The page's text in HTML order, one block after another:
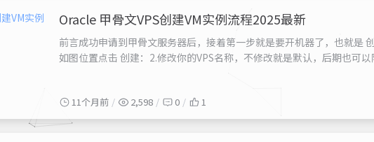
Oracle 甲骨文VPS创建VM实例流程2025最新
前言成功申请到甲骨文服务器后，接着第一步就是要开机器了，也就是
如图位置点击 创建：2.修改你的VPS名称，不修改就是默认，后期也可
11个月前 2,598 0 1